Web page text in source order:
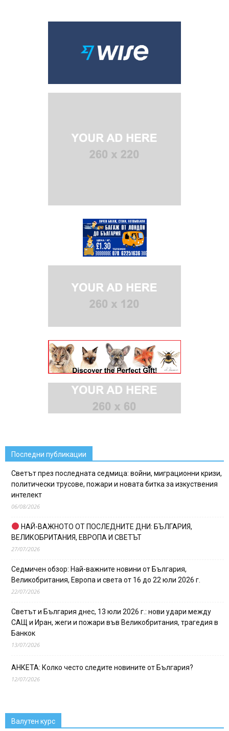
Последни публикации
Светът през последната седмица: войни, миграционни кризи,
политически трусове, пожари и новата битка за изкуствения
интелект
06/08/2026
НАЙ-ВАЖНОТО ОТ ПОСЛЕДНИТЕ ДНИ: БЪЛГАРИЯ,
ВЕЛИКОБРИТАНИЯ, ЕВРОПА И СВЕТЪТ
27/07/2026
Седмичен обзор: Най-важните новини от България,
Великобритания, Европа и света от 16 до 22 юли 2026 г.
22/07/2026
Светът и България днес, 13 юли 2026 г.: нови удари между
САЩ и Иран, жеги и пожари във Великобритания, трагедия в
Банкок
13/07/2026
АНКЕТА: Колко често следите новините от България?
12/07/2026
Валутен курс